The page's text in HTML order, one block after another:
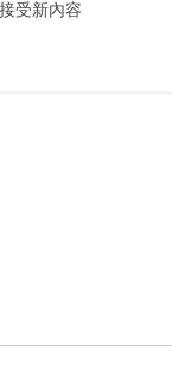
受新內容